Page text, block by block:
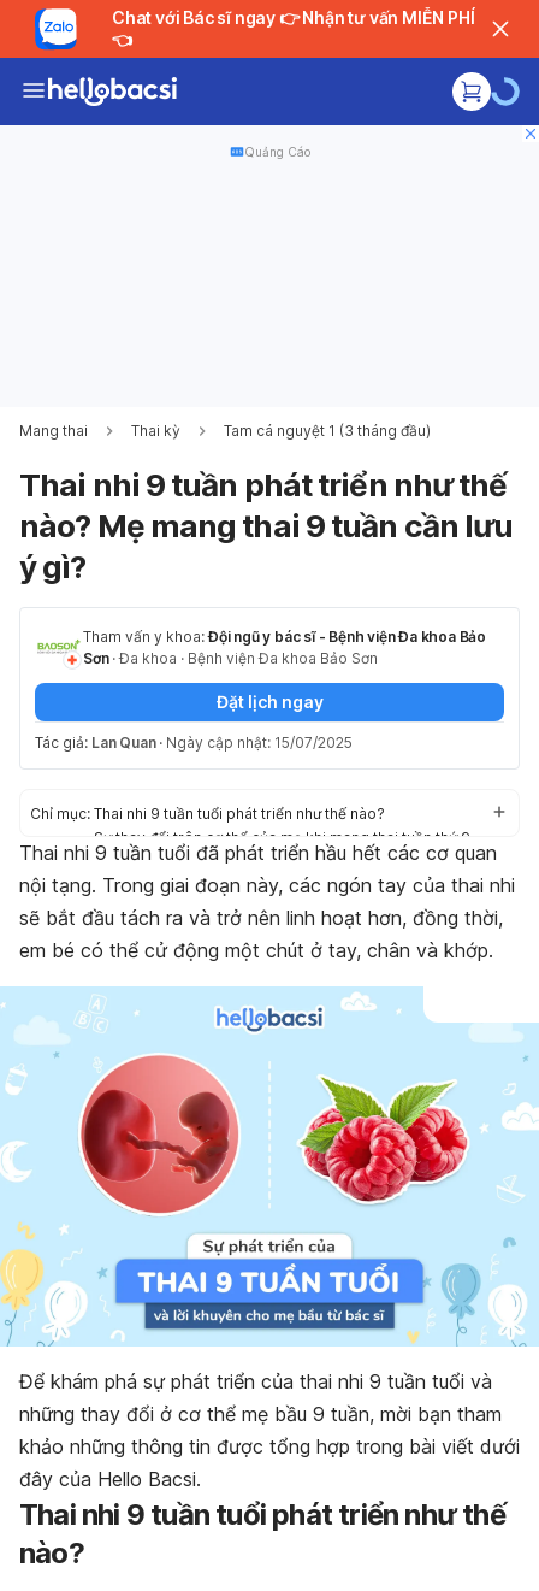
Chat với Bác sĩ ngay 👉 Nhận tư vấn MIỄN PHÍ
👈
Quảng Cáo
Mang thai Thai kỳ Tam cá nguyệt 1 (3 tháng đầu)
Thai nhi 9 tuần phát triển như thế
nào? Mẹ mang thai 9 tuần cần lưu
ý gì?
Tham vấn y khoa:Đội ngũ y bác sĩ - Bệnh viện Đa khoa Bảo
Sơn ·Đa khoa · Bệnh viện Đa khoa Bảo Sơn
Đặt lịch ngay
Tác giả: Lan Quan · Ngày cập nhật: 15/07/2025
Chỉ mục: Thai nhi 9 tuần tuổi phát triển như thế nào?
Sự thay đổi trên cơ thể của mẹ khi mang thai tuần thứ 9
Lời khuyên của bác sĩ dành cho mẹ bầu mang thai 9 tuần
Thai nhi 9 tuần và những thắc mắc thường gặp
Thai nhi 9 tuần tuổi đã phát triển hầu hết các cơ quan
nội tạng. Trong giai đoạn này, các ngón tay của thai nhi
sẽ bắt đầu tách ra và trở nên linh hoạt hơn, đồng thời,
em bé có thể cử động một chút ở tay, chân và khớp.
Để khám phá sự phát triển của thai nhi 9 tuần tuổi và
những thay đổi ở cơ thể mẹ bầu 9 tuần, mời bạn tham
khảo những thông tin được tổng hợp trong bài viết dưới
đây của Hello Bacsi.
Thai nhi 9 tuần tuổi phát triển như thế
nào?